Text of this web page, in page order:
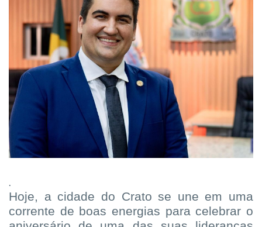
.
Hoje, a cidade do Crato se une em uma
corrente de boas energias para celebrar o